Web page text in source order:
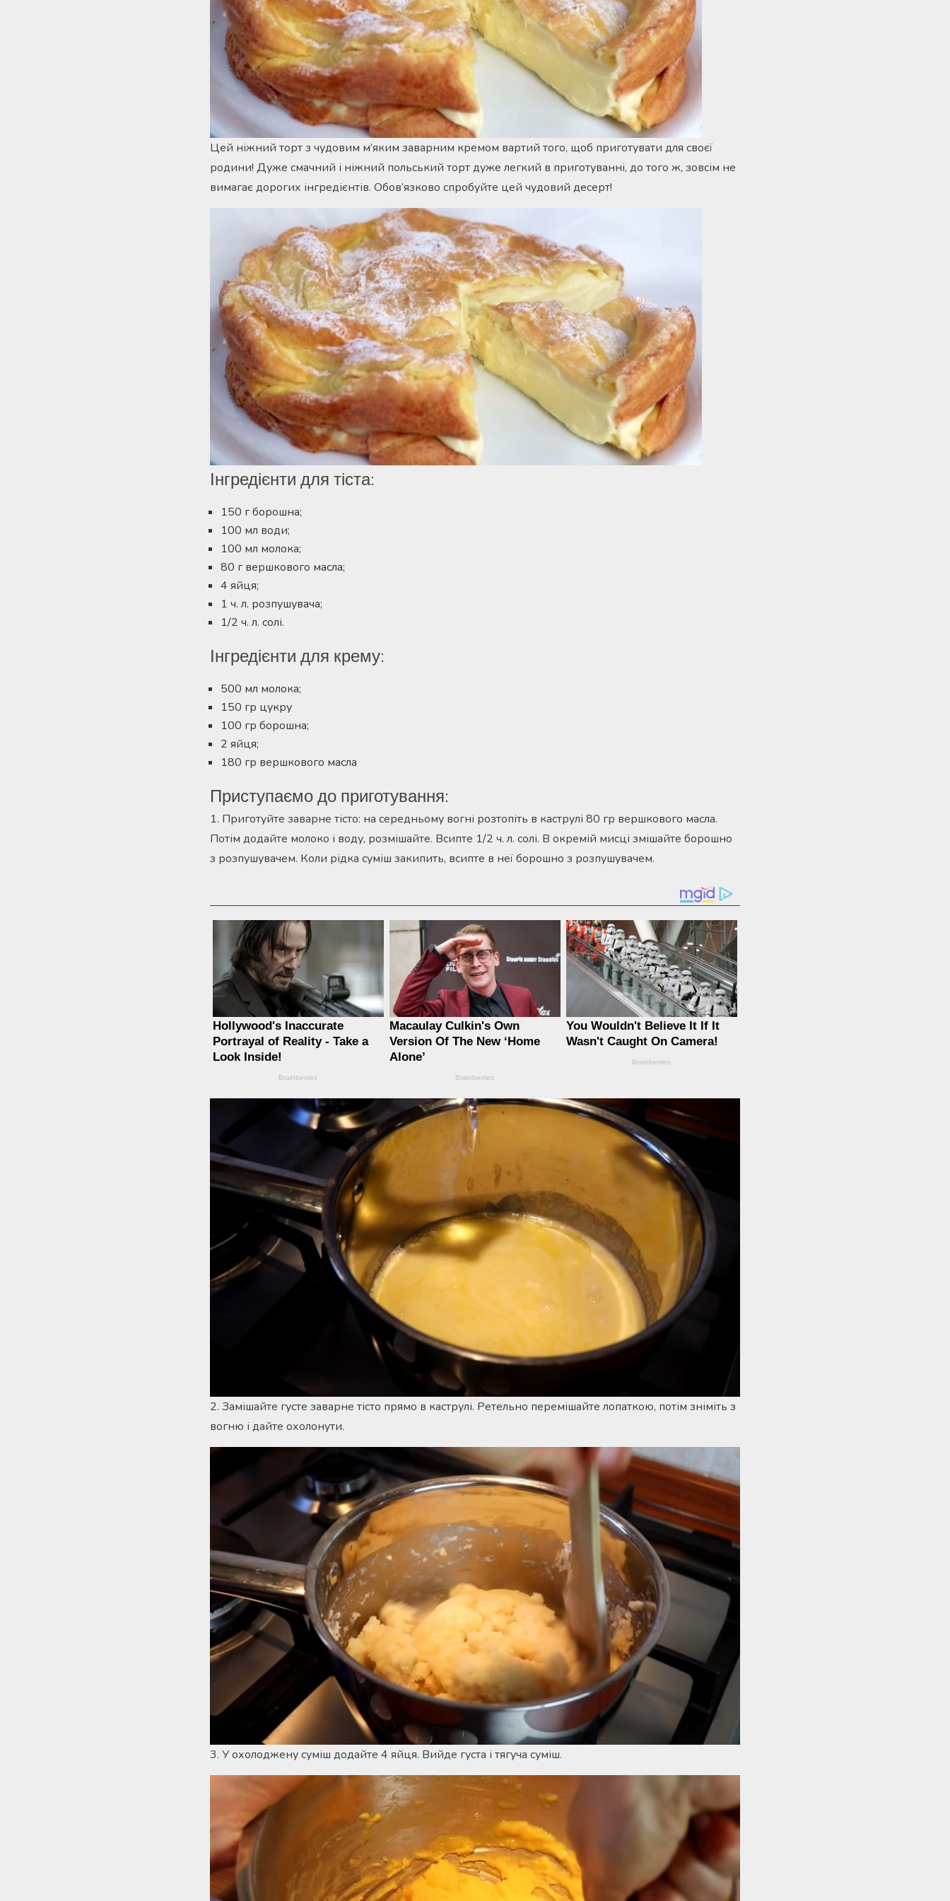
Цей ніжний торт з чудовим м’яким заварним кремом вартий того, щоб приготувати для своєї
родини! Дуже смачний і ніжний польський торт дуже легкий в приготуванні, до того ж, зовсім не
вимагає дорогих інгредієнтів. Обов’язково спробуйте цей чудовий десерт!
Інгредієнти для тіста:
150 г борошна;
100 мл води;
100 мл молока;
80 г вершкового масла;
4 яйця;
1 ч. л. розпушувача;
1/2 ч. л. солі.
Інгредієнти для крему:
500 мл молока;
150 гр цукру
100 гр борошна;
2 яйця;
180 гр вершкового масла
Приступаємо до приготування:
1. Приготуйте заварне тісто: на середньому вогні розтопіть в каструлі 80 гр вершкового масла.
Потім додайте молоко і воду, розмішайте. Всипте 1/2 ч. л. солі. В окремій мисці змішайте борошно
з розпушувачем. Коли рідка суміш закипить, всипте в неї борошно з розпушувачем.
2. Замішайте густе заварне тісто прямо в каструлі. Ретельно перемішайте лопаткою, потім зніміть з
вогню і дайте охолонути.
3. У охолоджену суміш додайте 4 яйця. Вийде густа і тягуча суміш.